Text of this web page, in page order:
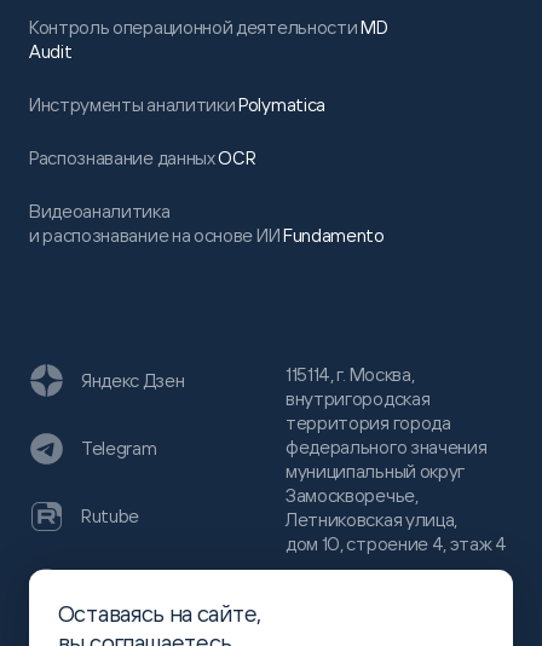
Контроль операционной деятельностиMD
Audit
Инструменты аналитикиPolymatica
Распознавание данныхOCR
Видеоаналитика
и распознавание на основе ИИFundamento
115114, г. Москва,
внутригородская
территория города
федерального значения
муниципальный округ
Замоскворечье,
Летниковская улица,
дом 10, строение 4, этаж 4
Яндекс Дзен
Telegram
Rutube
Оставаясь на сайте,